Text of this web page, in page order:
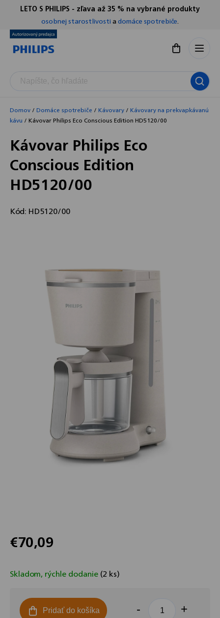
Prejsť
obsah
LETO S PHILIPS - zľava až 35 % na vybrané produkty
osobnej starostlivostiadomáce spotrebiče.
Nákupný
Domov/Domáce spotrebiče /Kávovary/Kávovary na prekvapkávanú
kávu /Kávovar Philips Eco Conscious Edition HD5120/00
Kávovar Philips Eco
Conscious Edition
HD5120/00
Kód: HD5120/00
€70,09
cena:
Skladom, rýchle dodanie(2 ks)
Pridať do košíka
Chatbot Filip
Autorizovaný predajce